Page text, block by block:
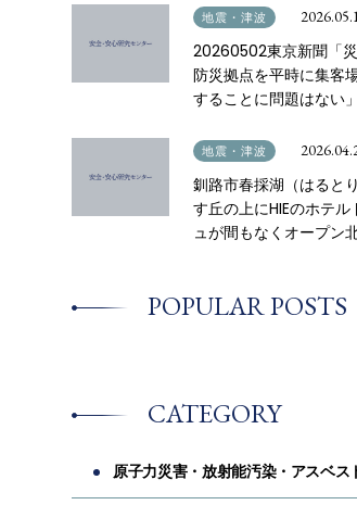
地震・津波
20260502東京新聞「
防災拠点を平時に集客
することに問題はない」
地震・津波
釧路市春採湖（はると
す丘の上にHIEのホテル
ュが間もなくオープン
POPULAR POSTS
CATEGORY
原子力災害・放射能汚染・アスベス